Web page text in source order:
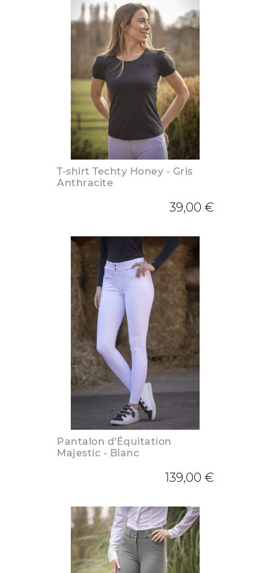
T-shirt Techty Honey - Gris
Anthracite
39,00 €
Pantalon d'Équitation
Majestic - Blanc
139,00 €